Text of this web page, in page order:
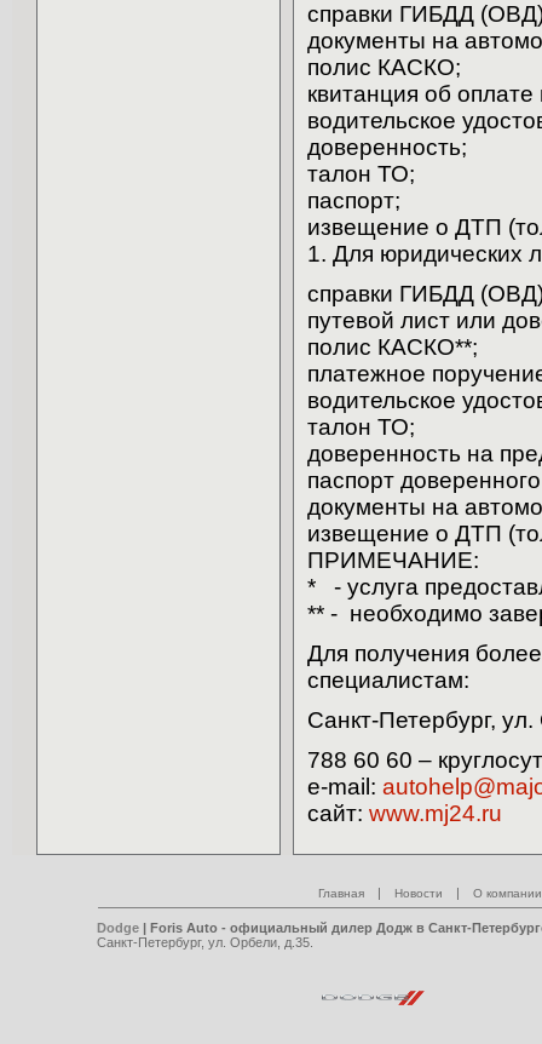
справки ГИБДД
документы на
полис КАСКО;
квитанция об
водительское
доверенность;
талон ТО;
паспорт;
извещение о ДТП
1. Для юридических
справки ГИБДД
путевой лист или
полис КАСКО**;
платежное
водительское
талон ТО;
доверенность на
паспорт
документы на
извещение о ДТП
ПРИМЕЧАНИЕ:
* - услуга
** - необходимо
Для получения
специалистам:
Санкт-Петербург,
788 60 60 –
e-mail:
сайт: www.mj24.ru
Главная | Новости | О компании
Dodge | Foris Auto - официальный дилер Додж в Санкт-
Санкт-Петербург, ул. Орбели, д.35.